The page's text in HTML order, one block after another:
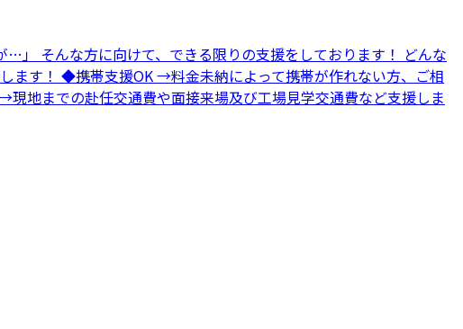
」 そんな方に向けて、できる限りの支援をしております！ どんな
ます！ ◆携帯支援OK →料金未納によって携帯が作れない方、ご相
地までの赴任交通費や面接来場及び工場見学交通費など支援しま